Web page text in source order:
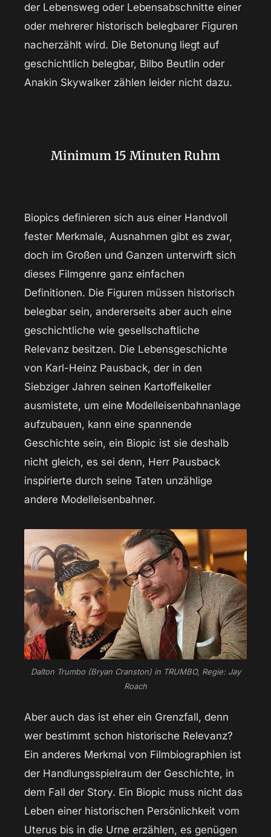
der Lebensweg oder Lebensabschnitte einer
oder mehrerer historisch belegbarer Figuren
nacherzählt wird. Die Betonung liegt auf
geschichtlich belegbar, Bilbo Beutlin oder
Anakin Skywalker zählen leider nicht dazu.
Minimum 15 Minuten Ruhm
Biopics definieren sich aus einer Handvoll
fester Merkmale, Ausnahmen gibt es zwar,
doch im Großen und Ganzen unterwirft sich
dieses Filmgenre ganz einfachen
Definitionen. Die Figuren müssen historisch
belegbar sein, andererseits aber auch eine
geschichtliche wie gesellschaftliche
Relevanz besitzen. Die Lebensgeschichte
von Karl-Heinz Pausback, der in den
Siebziger Jahren seinen Kartoffelkeller
ausmistete, um eine Modelleisenbahnanlage
aufzubauen, kann eine spannende
Geschichte sein, ein Biopic ist sie deshalb
nicht gleich, es sei denn, Herr Pausback
inspirierte durch seine Taten unzählige
andere Modelleisenbahner.
Dalton Trumbo (Bryan Cranston) in TRUMBO, Regie: Jay
Roach
Aber auch das ist eher ein Grenzfall, denn
wer bestimmt schon historische Relevanz?
Ein anderes Merkmal von Filmbiographien ist
der Handlungsspielraum der Geschichte, in
dem Fall der Story. Ein Biopic muss nicht das
Leben einer historischen Persönlichkeit vom
Uterus bis in die Urne erzählen, es genügen